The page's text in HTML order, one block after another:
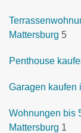
Mattersburg 5
Penthouse
Garagen kaufen
Wohnungen bis
Mattersburg 1